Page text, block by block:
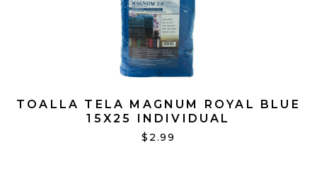
TOALLA TELA MAGNUM ROYAL BLUE
15X25 INDIVIDUAL
$2.99